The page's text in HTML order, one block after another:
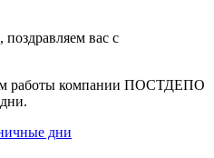
вас с
работы компании ПОСТДЕПО
дни